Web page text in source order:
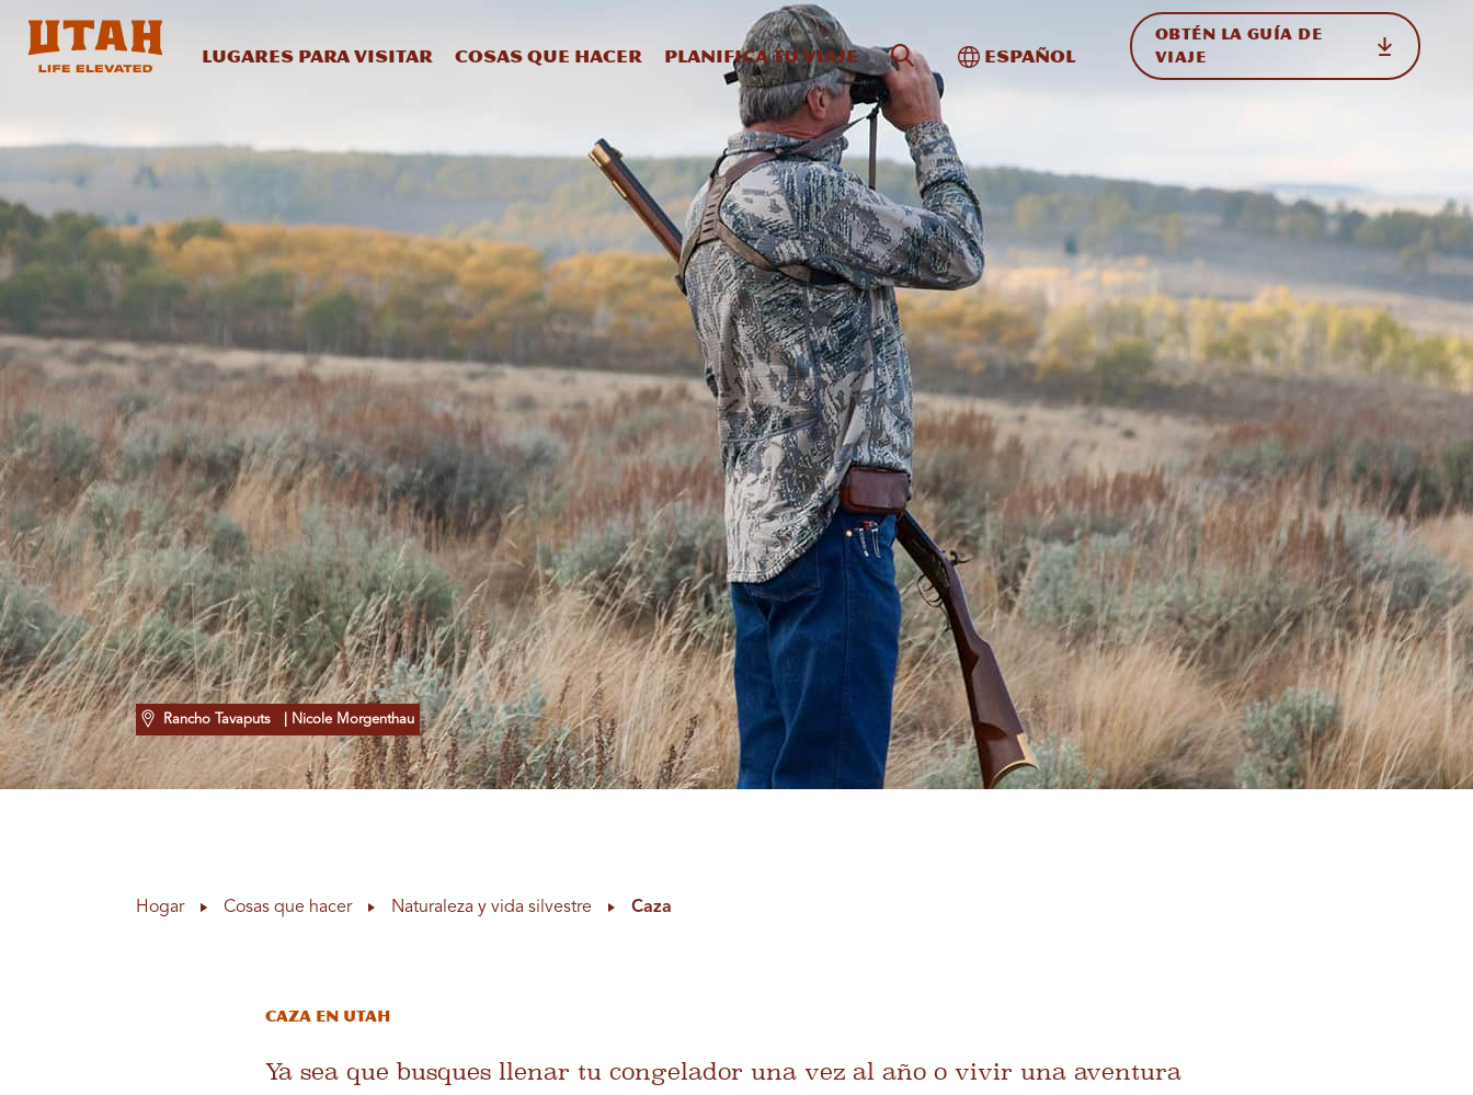
Lugares para visitar Cosas que hacer Planifica tu viaje Búsqueda en el sitio
Alternar Internacional
Español
OBTÉN LA GUÍA DE
VIAJE
Rancho Tavaputs | Nicole Morgenthau
Hogar Cosas que hacer Naturaleza y vida silvestre Caza
Caza en Utah
Ya sea que busques llenar tu congelador una vez al año o vivir una aventura